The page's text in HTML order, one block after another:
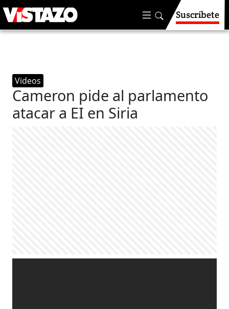
Suscríbete
Videos
Cameron pide al parlamento
atacar a EI en Siria